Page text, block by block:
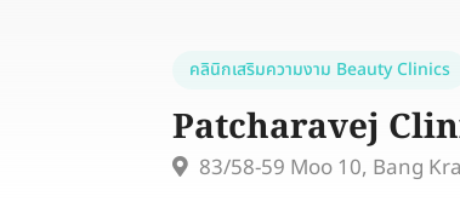
คลินิกเสริมความงาม Beauty Clinics
Patcharavej
83/58-59 Moo 10, Bang